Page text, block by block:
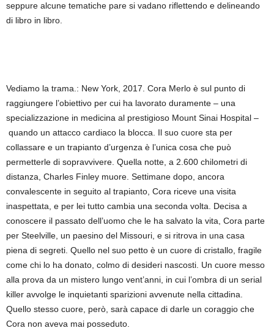
seppure alcune tematiche pare si vadano riflettendo e delineando
di libro in libro.
Vediamo la trama.: New York, 2017. Cora Merlo è sul punto di
raggiungere l’obiettivo per cui ha lavorato duramente – una
specializzazione in medicina al prestigioso Mount Sinai Hospital –
quando un attacco cardiaco la blocca. Il suo cuore sta per
collassare e un trapianto d’urgenza è l’unica cosa che può
permetterle di sopravvivere. Quella notte, a 2.600 chilometri di
distanza, Charles Finley muore. Settimane dopo, ancora
convalescente in seguito al trapianto, Cora riceve una visita
inaspettata, e per lei tutto cambia una seconda volta. Decisa a
conoscere il passato dell’uomo che le ha salvato la vita, Cora parte
per Steelville, un paesino del Missouri, e si ritrova in una casa
piena di segreti. Quello nel suo petto è un cuore di cristallo, fragile
come chi lo ha donato, colmo di desideri nascosti. Un cuore messo
alla prova da un mistero lungo vent’anni, in cui l’ombra di un serial
killer avvolge le inquietanti sparizioni avvenute nella cittadina.
Quello stesso cuore, però, sarà capace di darle un coraggio che
Cora non aveva mai posseduto.